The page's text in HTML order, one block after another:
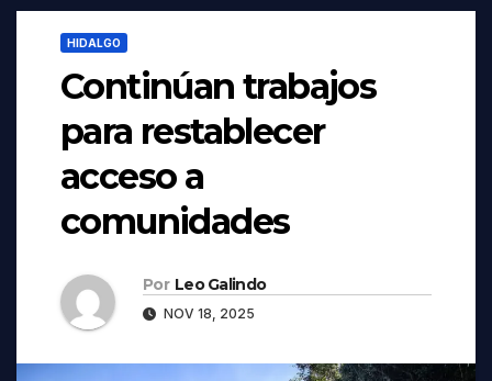
HIDALGO
Continúan trabajos
para restablecer
acceso a
comunidades
Por Leo Galindo
NOV 18, 2025